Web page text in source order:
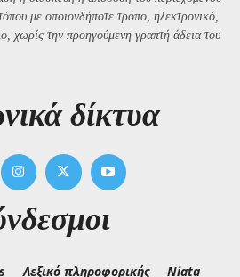
με οποιονδήποτε τρόπο, ηλεκτρονικό,
χωρίς την προηγούμενη γραπτή άδεια του
δίκτυα
Λεξικό πληροφορικής Niata